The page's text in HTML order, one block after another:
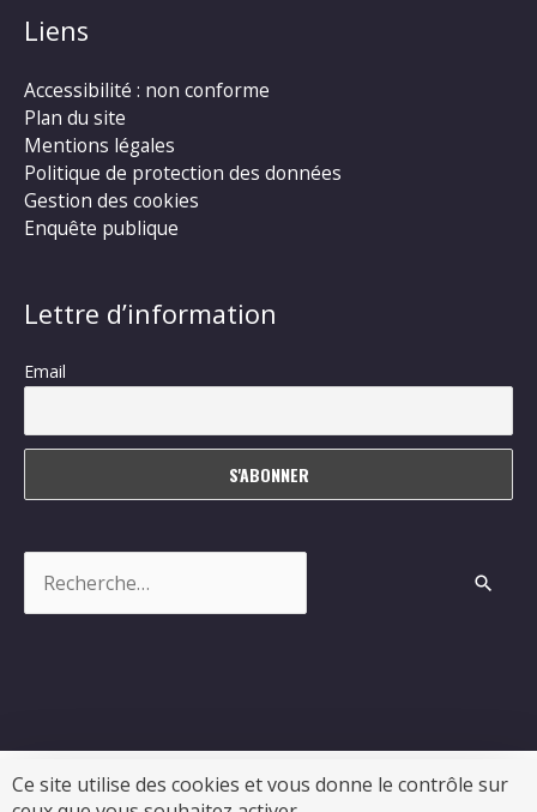
Ce site utilise des cookies et vous donne le contrôle sur
Liens
Accessibilité : non conforme
Plan du site
Mentions légales
Politique de protection des données
Gestion des cookies
Enquête publique
Lettre d’information
Email